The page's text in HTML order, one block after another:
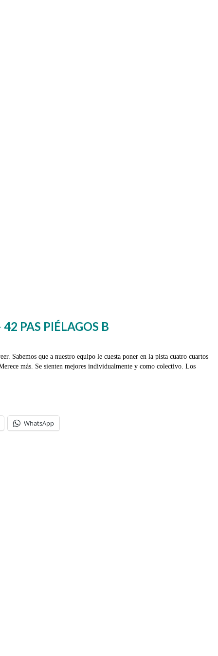
PAS PIÉLAGOS B
Sabemos que a nuestro equipo le cuesta poner en la pista cuatro cuartos
más. Se sienten mejores individualmente y como colectivo. Los
WhatsApp